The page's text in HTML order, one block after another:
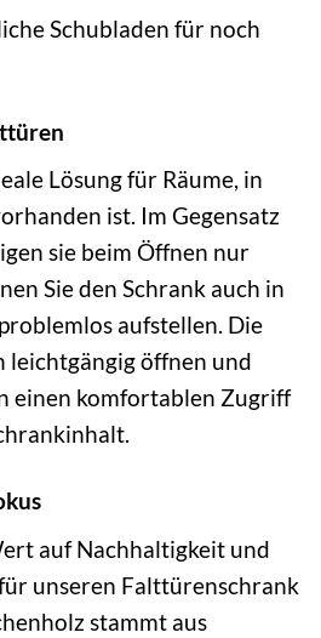
Schubladen für noch
Lösung für Räume, in
ist. Im Gegensatz
sie beim Öffnen nur
Sie den Schrank auch in
aufstellen. Die
leichtgängig öffnen und
einen komfortablen Zugriff
auf Nachhaltigkeit und
unseren Falttürenschrank
stammt aus